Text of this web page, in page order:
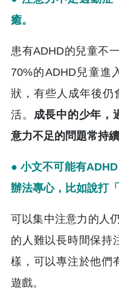
癒。
患有ADHD的兒童不
70%的ADHD兒童進
狀，有些人成年後仍
活。 成長中的少年，
意力不足的問題常持續
● 小文不可能有
辦法專心，比如說打
可以集中注意力的人
的人難以長時間保持
樣，可以專注於他們
遊戲。